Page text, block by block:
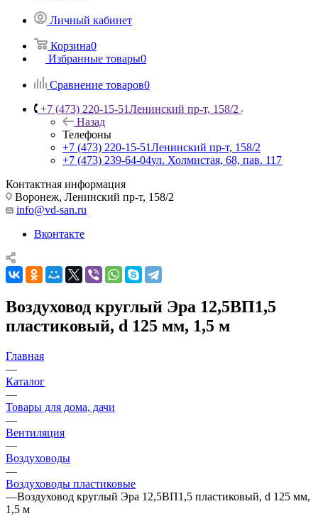
Личный кабинет
Корзина0
Избранные товары0
Сравнение товаров0
+7 (473) 220-15-51Ленинский пр-т, 158/2
Назад
Телефоны
+7 (473) 220-15-51Ленинский пр-т, 158/2
+7 (473) 239-64-04ул. Холмистая, 68, пав. 117
Контактная информация
Воронеж, Ленинский пр-т, 158/2
info@vd-san.ru
Вконтакте
Воздуховод круглый Эра 12,5ВП1,5
пластиковый, d 125 мм, 1,5 м
Главная
—
Каталог
—
Товары для дома, дачи
—
Вентиляция
—
Воздуховоды
—
Воздуховоды пластиковые
—Воздуховод круглый Эра 12,5ВП1,5 пластиковый, d 125 мм,
1,5 м